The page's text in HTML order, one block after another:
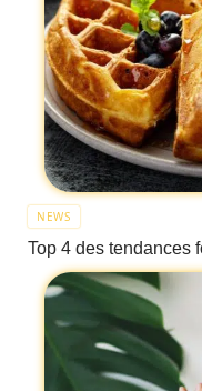
NEWS
Top 4 des tendances